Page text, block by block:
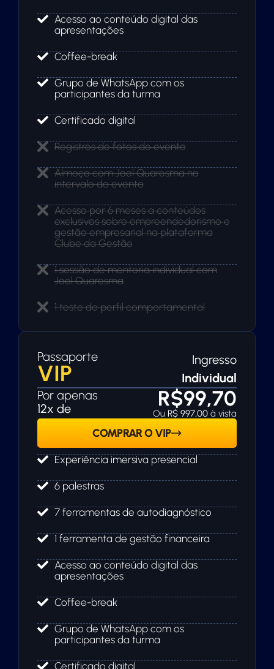
Acesso ao conteúdo digital das
apresentações
Coffee-break
Grupo de WhatsApp com os
participantes da turma
Certificado digital
Registros de fotos do evento
Almoço com Joel Quaresma no
intervalo do evento
Acesso por 6 meses a conteúdos
exclusivos sobre empreendedorismo e
gestão empresarial na plataforma
Clube da Gestão
1 sessão de mentoria individual com
Joel Quaresma
1 teste de perfil comportamental
Passaporte
VIP
Ingresso
Individual
Por apenas
12x de
R$99,70
Ou R$ 997,00 à vista
COMPRAR O VIP
Experiência imersiva presencial
6 palestras
7 ferramentas de autodiagnóstico
1 ferramenta de gestão financeira
Acesso ao conteúdo digital das
apresentações
Coffee-break
Grupo de WhatsApp com os
participantes da turma
Certificado digital